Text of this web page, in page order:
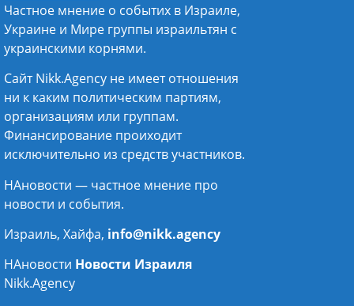
Частное мнение о событих в Израиле,
Украине и Мире группы израильтян с
украинскими корнями.
Сайт Nikk.Agency не имеет отношения
ни к каким политическим партиям,
организациям или группам.
Финансирование проиходит
исключительно из средств участников.
НАновости — частное мнение про
новости и события.
Израиль, Хайфа, info@nikk.agency
НАновости Новости Израиля
Nikk.Agency